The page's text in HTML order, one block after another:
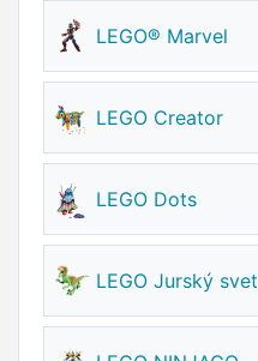
LEGO® Marvel
LEGO Creator
LEGO Dots
LEGO Jurský svet